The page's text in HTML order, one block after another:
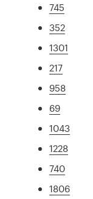
745
352
1301
217
958
69
1043
1228
740
1806